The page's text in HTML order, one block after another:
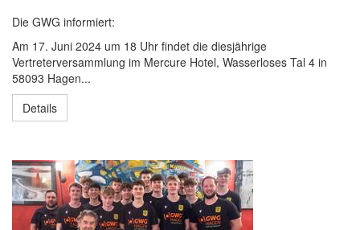
Die GWG informiert:
Am 17. Juni 2024 um 18 Uhr findet die diesjährige
Vertreterversammlung im Mercure Hotel, Wasserloses Tal 4 in
58093 Hagen...
Details